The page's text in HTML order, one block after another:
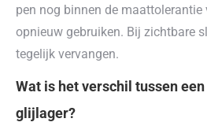
pen nog binnen de maattolerantie
opnieuw gebruiken. Bij zichtbare
tegelijk vervangen.
Wat is het verschil tussen
glijlager?